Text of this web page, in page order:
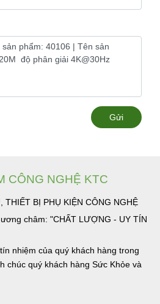
Gửi
CÔNG NGHỆ KTC
THIẾT BỊ PHỤ KIỆN CÔNG NGHỆ
châm: "CHẤT LƯỢNG - UY TÍN
nhiệm của quý khách hàng trong
chúc quý khách hàng Sức Khỏe và